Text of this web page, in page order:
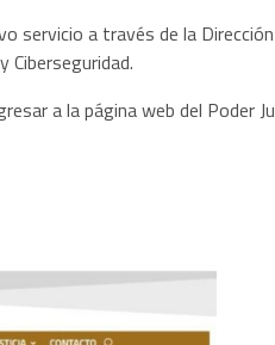
servicio a través de la
a la página web del Poder